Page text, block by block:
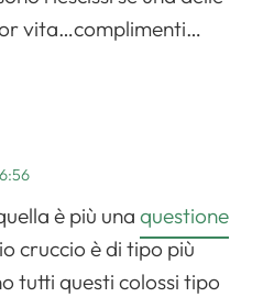
vita…complimenti…
è più una questione
cruccio è di tipo più
tutti questi colossi tipo